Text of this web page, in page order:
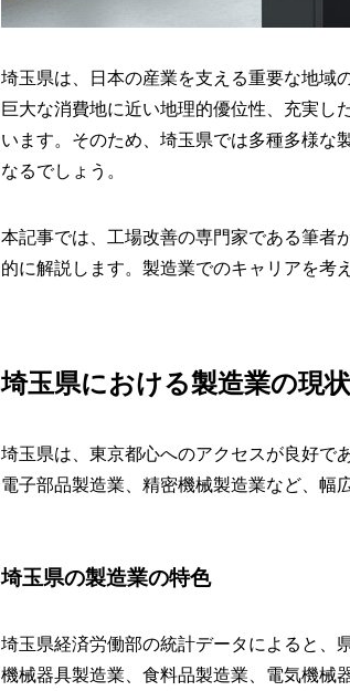
埼玉県は、日本の産業を支える重要な地域
巨大な消費地に近い地理的優位性、充実し
います。そのため、埼玉県では多種多様な
なるでしょう。
本記事では、工場改善の専門家である筆者
的に解説します。製造業でのキャリアを考
埼玉県における製造業の現
埼玉県は、東京都心へのアクセスが良好で
電子部品製造業、精密機械製造業など、幅
埼玉県の製造業の特色
埼玉県経済労働部の統計データによると、
機械器具製造業、食料品製造業、電気機械